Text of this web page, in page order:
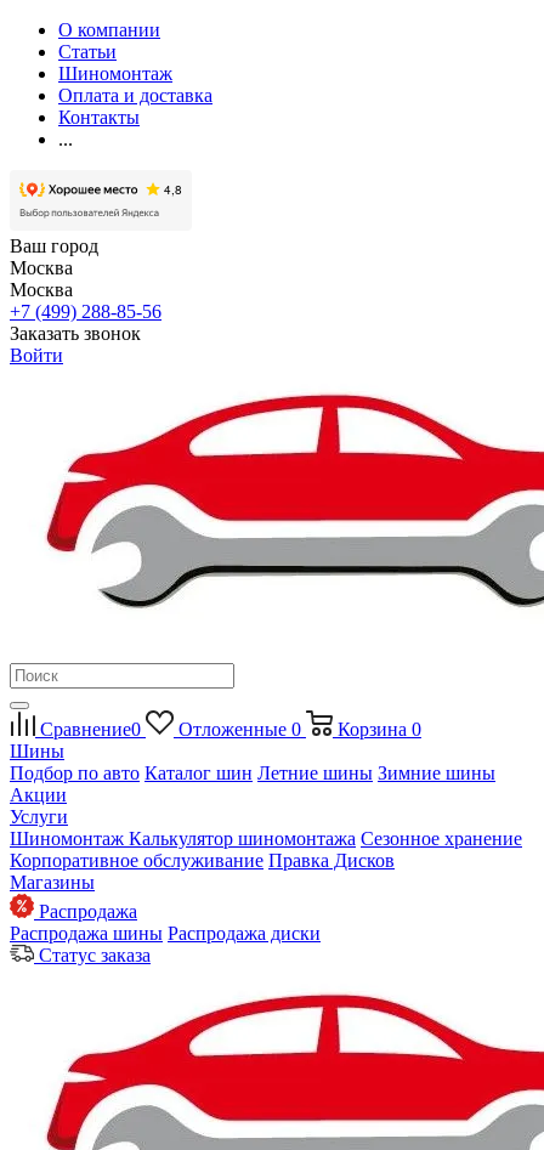
О компании
Статьи
Шиномонтаж
Оплата и доставка
Контакты
...
Ваш город
Москва
Москва
+7 (499) 288-85-56
Заказать звонок
Войти
Сравнение0 Отложенные 0 Корзина 0
Шины
Подбор по авто Каталог шин Летние шины Зимние шины
Акции
Услуги
Шиномонтаж Калькулятор шиномонтажа Сезонное хранение
Корпоративное обслуживание Правка Дисков
Магазины
Распродажа
Распродажа шины Распродажа диски
Статус заказа